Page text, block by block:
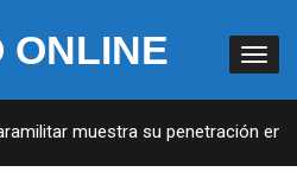
ONLINE
muestra su penetración en la